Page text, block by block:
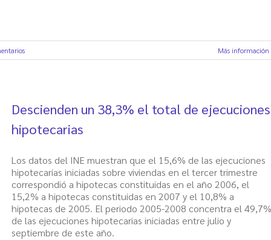
Más información
Descienden un 38,3% el total de ejecuciones
hipotecarias
Los datos del INE muestran que el 15,6% de las ejecuciones
hipotecarias iniciadas sobre viviendas en el tercer trimestre
correspondió a hipotecas constituidas en el año 2006, el
15,2% a hipotecas constituidas en 2007 y el 10,8% a
hipotecas de 2005. El periodo 2005-2008 concentra el 49,7%
de las ejecuciones hipotecarias iniciadas entre julio y
septiembre de este año.